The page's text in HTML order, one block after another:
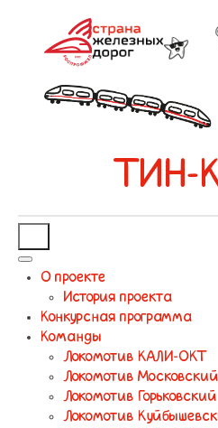
ТИН-
О проекте
История проекта
Конкурсная программа
Команды
Локомотив КАЛИ-ОКТ
Локомотив Московский
Локомотив Горьковский
Локомотив